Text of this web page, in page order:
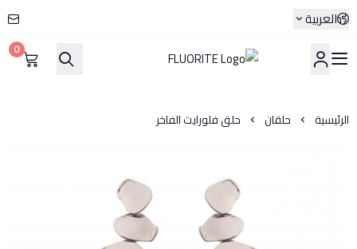
العربية
FLUORITE
0
الرئيسية حلقان حلق فلورايت الفاخر